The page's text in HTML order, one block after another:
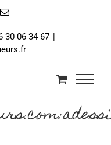
Email
30 06 34 67 |